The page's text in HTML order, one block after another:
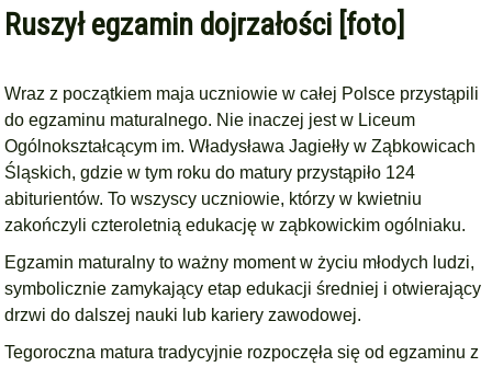
Ruszył egzamin dojrzałości [foto]
Wraz z początkiem maja uczniowie w całej Polsce przystąpili
do egzaminu maturalnego. Nie inaczej jest w Liceum
Ogólnokształcącym im. Władysława Jagiełły w Ząbkowicach
Śląskich, gdzie w tym roku do matury przystąpiło 124
abiturientów. To wszyscy uczniowie, którzy w kwietniu
zakończyli czteroletnią edukację w ząbkowickim ogólniaku.
Egzamin maturalny to ważny moment w życiu młodych ludzi,
symbolicznie zamykający etap edukacji średniej i otwierający
drzwi do dalszej nauki lub kariery zawodowej.
Tegoroczna matura tradycyjnie rozpoczęła się od egzaminu z